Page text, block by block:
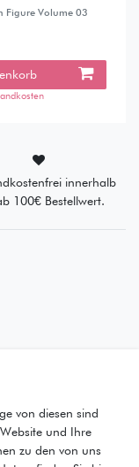
Figure Volume 03
innerhalb
100€ Bestellwert.
von diesen sind
und Ihre
zu den von uns